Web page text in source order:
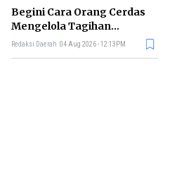
Begini Cara Orang Cerdas
Mengelola Tagihan
Bulanan agar Bebas Telat
Redaksi Daerah 04 Aug 2026 - 12:13PM